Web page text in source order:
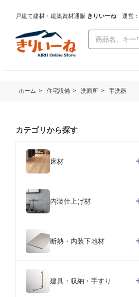
戸建て建材・建築資材通販 きりいーね運営：
ホーム > 住宅設備 > 洗面所 > 手洗器
カテゴリから探す
床材
内装仕上げ材
断熱・内装下地材
建具・収納・手すり